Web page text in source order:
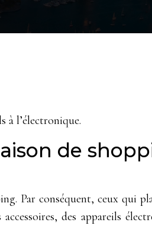
à l’électronique.
de
Par conséquent, ceux qui
des appareils